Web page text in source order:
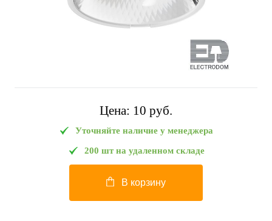
Цена: 10 pуб.
Уточняйте наличие у менеджера
200 шт на удаленном складе
В корзину